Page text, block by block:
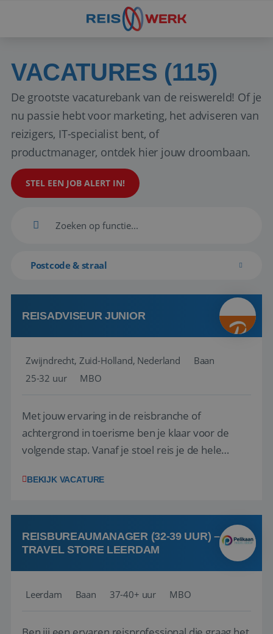
VACATURES (115)
De grootste vacaturebank van de reiswereld! Of je
nu passie hebt voor marketing, het adviseren van
reizigers, IT-specialist bent, of
productmanager, ontdek hier jouw droombaan.
STEL EEN JOB ALERT IN!
Postcode & straal
REISADVISEUR JUNIOR
Zwijndrecht, Zuid-Holland, Nederland
Baan
25-32 uur
MBO
Met jouw ervaring in de reisbranche of
achtergrond in toerisme ben je klaar voor de
volgende stap. Vanaf je stoel reis je de hele
wensen van je team, je klant en wat er in de
klanten te overtuigen om die droomreis te
boeken! ...
BEKIJK VACATURE
REISBUREAUMANAGER (32-39 UUR) –
TRAVEL STORE LEERDAM
Leerdam Baan 37-40+ uur MBO